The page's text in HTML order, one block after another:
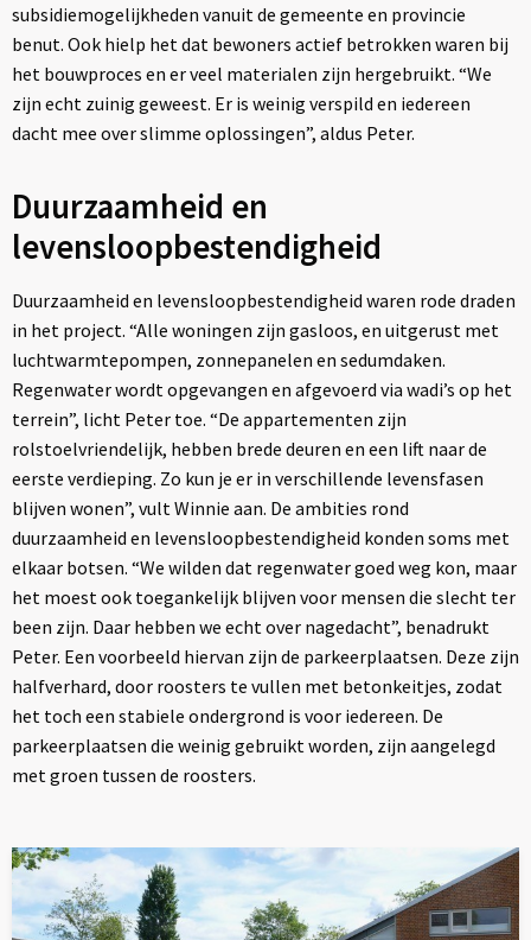
subsidiemogelijkheden vanuit de gemeente en provincie
benut. Ook hielp het dat bewoners actief betrokken waren bij
het bouwproces en er veel materialen zijn hergebruikt. “We
zijn echt zuinig geweest. Er is weinig verspild en iedereen
dacht mee over slimme oplossingen”, aldus Peter.
Duurzaamheid en
levensloopbestendigheid
Duurzaamheid en levensloopbestendigheid waren rode draden
in het project. “Alle woningen zijn gasloos, en uitgerust met
luchtwarmtepompen, zonnepanelen en sedumdaken.
Regenwater wordt opgevangen en afgevoerd via wadi’s op het
terrein”, licht Peter toe. “De appartementen zijn
rolstoelvriendelijk, hebben brede deuren en een lift naar de
eerste verdieping. Zo kun je er in verschillende levensfasen
blijven wonen”, vult Winnie aan. De ambities rond
duurzaamheid en levensloopbestendigheid konden soms met
elkaar botsen. “We wilden dat regenwater goed weg kon, maar
het moest ook toegankelijk blijven voor mensen die slecht ter
been zijn. Daar hebben we echt over nagedacht”, benadrukt
Peter. Een voorbeeld hiervan zijn de parkeerplaatsen. Deze zijn
halfverhard, door roosters te vullen met betonkeitjes, zodat
het toch een stabiele ondergrond is voor iedereen. De
parkeerplaatsen die weinig gebruikt worden, zijn aangelegd
met groen tussen de roosters.